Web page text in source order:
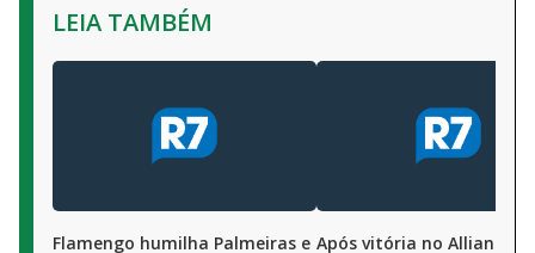
LEIA TAMBÉM
Flamengo humilha Palmeiras e Após vitória no Allianz,